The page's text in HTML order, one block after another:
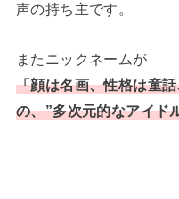
声の持ち主です。
またニックネームが
「顔は名画、性格は童
の、”多次元的なアイド